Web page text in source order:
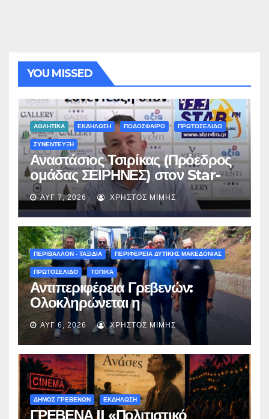
YOU MISSED
ΑΘΛΗΤΙΚΑ ΕΚΔΗΛΩΣΗ ΠΟΔΟΣΦΑΙΡΟ ΠΡΩΤΟΣΕΛΙΔΟ
ΣΥΝΕΝΤΕΥΞΗ
Αναστάσιος Τσιρίκας (Πρόεδρος
ομάδας ΣΕΙΡΗΝΕΣ) στον Star-
fm 93.3: «Το όνειρο έγινε
πραγματικότητα – Σας
περιμένουμε όλους το Σάββατο
στη Μυρσίνα Γρεβενών !» –
(audio)
ΑΥΓ 7, 2026 ΧΡΉΣΤΟΣ ΜΊΜΗΣ
ΠΕΡΙΒΑΛΛΟΝ - ΤΑΞΙΔΙΑ ΠΕΡΙΦΕΡΕΙΑ ΔΥΤΙΚΗΣ ΜΑΚΕΔΟΝΙΑΣ
ΠΡΩΤΟΣΕΛΙΔΟ ΤΟΠΙΚΑ
Αντιπεριφέρεια Γρεβενών:
Ολοκληρώνεται η
ασφαλτόστρωση της οδού
Περιβόλι – Αβδέλλα
ΑΥΓ 6, 2026 ΧΡΉΣΤΟΣ ΜΊΜΗΣ
ΔΗΜΟΣ ΓΡΕΒΕΝΩΝ ΕΚΔΗΛΩΣΗ
ΓΡΕΒΕΝΑ || «Πολιτιστικό